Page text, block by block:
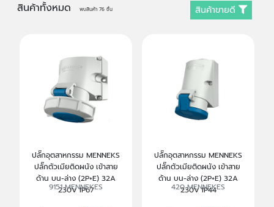
สินค้าทั้งหมด พบสินค้า 76 ชิ้น สินค้าขายดี
ปลั๊กอุตสาหกรรม MENNEKS
ปลั๊กตัวเมียติดผนัง เข้าสาย
ด้าน บน-ล่าง (2P+E) 32A
230V IP67
9151 MENNEKES
ปลั๊กอุตสาหกรรม MENNEKS
ปลั๊กตัวเมียติดผนัง เข้าสาย
ด้าน บน-ล่าง (2P+E) 32A
230V IP44
420 MENNEKES